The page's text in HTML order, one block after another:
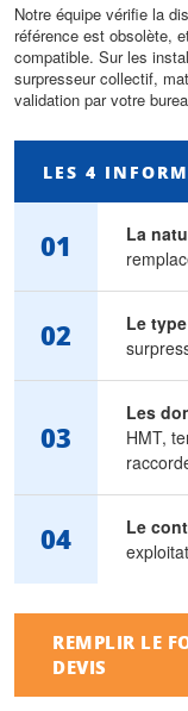
Notre équipe vérifie la
référence est obsolète,
compatible. Sur les
surpresseur collectif,
validation par votre
LES 4
01 La
02 Le
03
Les
HMT,
04 Le
REMPLIR LE
DEVIS